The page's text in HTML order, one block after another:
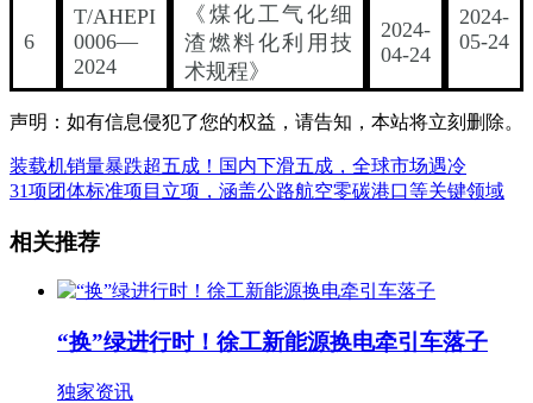
6
T/AHEPI
0006—
2024
《煤化工气化细
渣燃料化利用技
术规程》
2024-
04-24
2024-
05-24
声明：如有信息侵犯了您的权益，请告知，本站将立刻删除。
装载机销量暴跌超五成！国内下滑五成，全球市场遇冷
31项团体标准项目立项，涵盖公路航空零碳港口等关键领域
相关推荐
“换”绿进行时！徐工新能源换电牵引车落子
独家资讯